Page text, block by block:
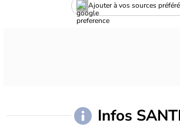
Ajouter à vos sources
Infos